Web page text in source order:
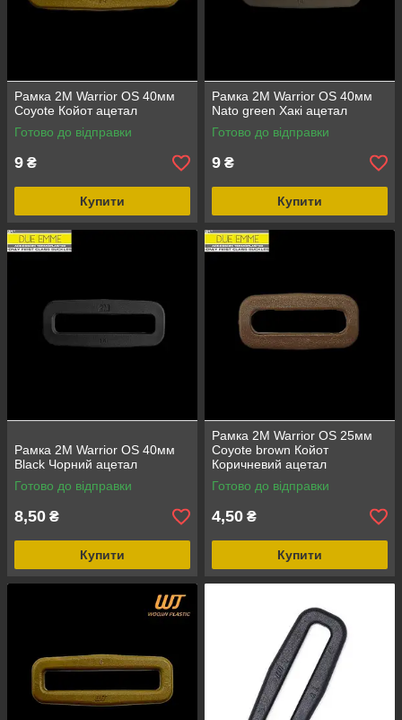
Рамка 2M Warrior OS 40мм
Coyote Койот ацетал
Готово до відправки
9 ₴
Купити
Рамка 2M Warrior OS 40мм
Nato green Хакі ацетал
Готово до відправки
9 ₴
Купити
Рамка 2M Warrior OS 40мм
Black Чорний ацетал
Готово до відправки
8,50 ₴
Купити
Рамка 2M Warrior OS 25мм
Coyote brown Койот
Коричневий ацетал
Готово до відправки
4,50 ₴
Купити